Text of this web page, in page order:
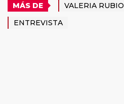
MÁS DE VALERIA RUBIO
ENTREVISTA